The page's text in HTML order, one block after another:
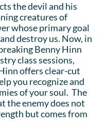
the devil and his
creatures of
whose primary goal
destroy us. Now, in
Benny Hinn
class sessions,
offers clear-cut
you recognize and
of your soul. The
the enemy does not
but comes from